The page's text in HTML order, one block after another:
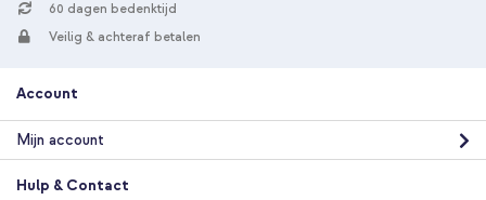
60 dagen bedenktijd
Veilig & achteraf betalen
Account
Mijn account
Hulp & Contact